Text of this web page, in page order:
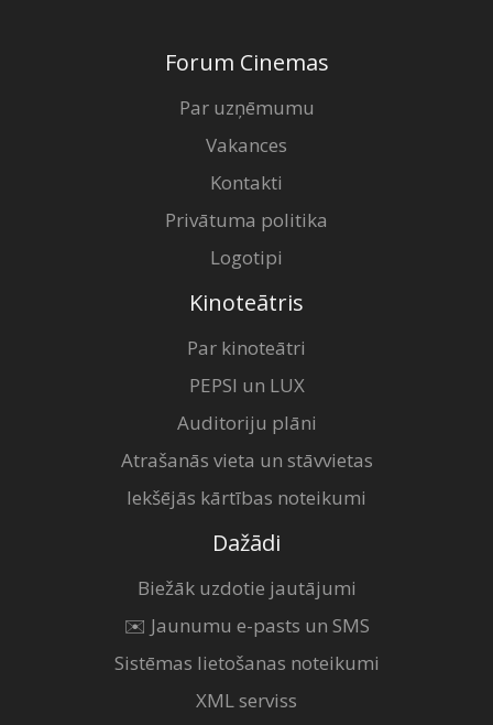
Forum Cinemas
Par uzņēmumu
Vakances
Kontakti
Privātuma politika
Logotipi
Kinoteātris
Par kinoteātri
PEPSI un LUX
Auditoriju plāni
Atrašanās vieta un stāvvietas
Iekšējās kārtības noteikumi
Dažādi
Biežāk uzdotie jautājumi
✉️ Jaunumu e-pasts un SMS
Sistēmas lietošanas noteikumi
XML serviss